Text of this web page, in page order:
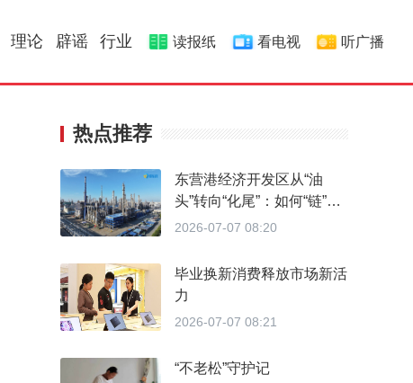
理论 辟谣 行业 读报纸 看电视 听广播
热点推荐
东营港经济开发区从“油
头”转向“化尾”：如何“链”出
两千亿石化集群
2026-07-07 08:20
毕业换新消费释放市场新活
力
2026-07-07 08:21
“不老松”守护记